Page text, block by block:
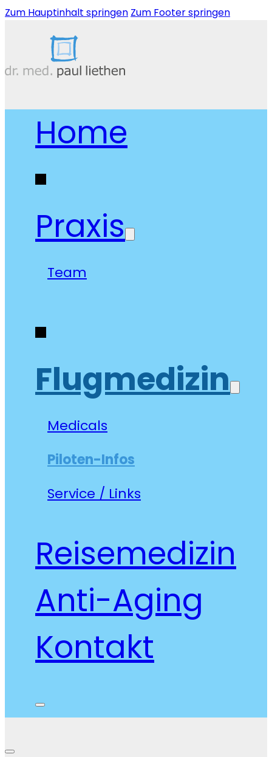
Zum Hauptinhalt springen Zum Footer springen
Home
Praxis
Team
Flugmedizin
Medicals
Piloten-Infos
Service / Links
Reisemedizin
Anti-Aging
Kontakt